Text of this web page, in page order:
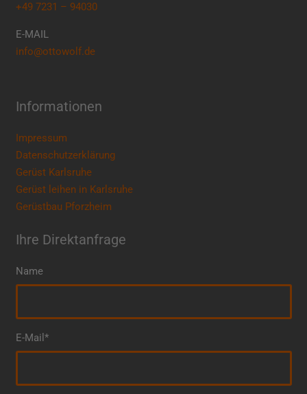
+49 7231 – 94030
E-MAIL
info@ottowolf.de
Informationen
Impressum
Datenschutzerklärung
Gerüst Karlsruhe
Gerüst leihen in Karlsruhe
Gerüstbau Pforzheim
Ihre Direktanfrage
Name
E-Mail*